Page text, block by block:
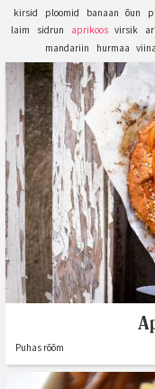
kirsid ploomid banaan õun
laim
sidrun aprikoos virsik
mandariin
hurmaa
Puhas rõõm